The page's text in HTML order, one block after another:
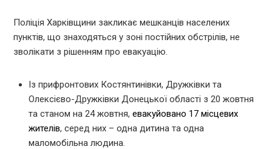
Поліція Харківщини закликає мешканців населених
пунктів, що знаходяться у зоні постійних обстрілів, не
зволікати з рішенням про евакуацію.
Із прифронтових Костянтинівки, Дружківки та
Олексієво-Дружківки Донецької області з 20 жовтня
та станом на 24 жовтня,евакуйовано 17 місцевих
жителів, серед них – одна дитина та одна
маломобільна людина.